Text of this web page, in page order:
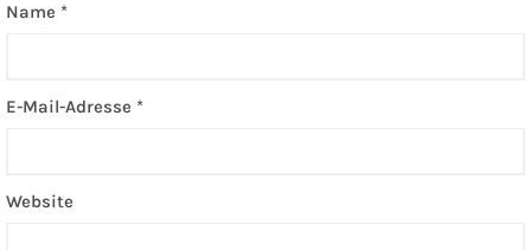
Name *
E-Mail-Adresse *
Website